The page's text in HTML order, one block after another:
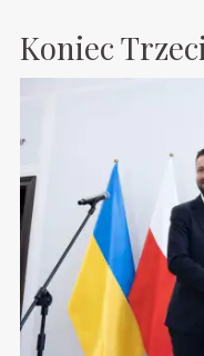
Koniec